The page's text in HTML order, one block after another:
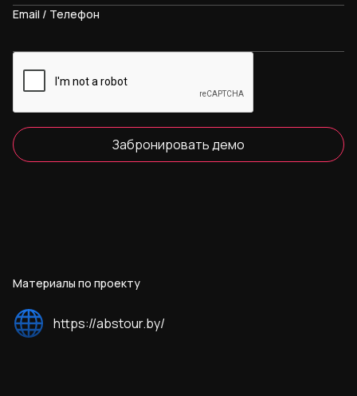
Email / Телефон
Забронировать демо
Материалы по проекту
https://abstour.by/